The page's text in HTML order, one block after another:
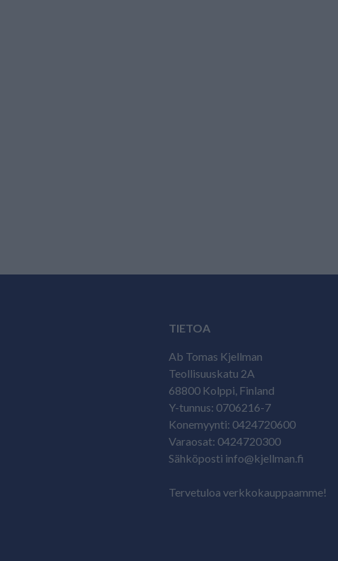
TIETOA
Ab Tomas Kjellman
Teollisuuskatu 2A
68800 Kolppi, Finland
Y-tunnus: 0706216-7
Konemyynti: 0424720600
Varaosat: 0424720300
Sähköposti info@kjellman.fi
Tervetuloa verkkokauppaamme!